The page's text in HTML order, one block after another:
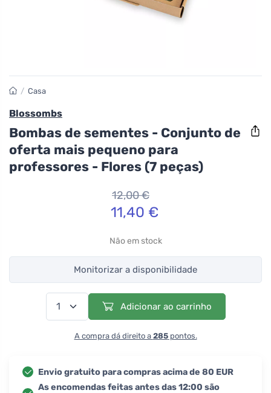
/ Casa
Blossombs
Bombas de sementes - Conjunto de
oferta mais pequeno para
professores - Flores (7 peças)
12,00 €
11,40 €
Não em stock
Monitorizar a disponibilidade
Adicionar ao carrinho
A compra dá direito a 285pontos.
Envio gratuito para compras acima de 80 EUR
As encomendas feitas antes das 12:00 são